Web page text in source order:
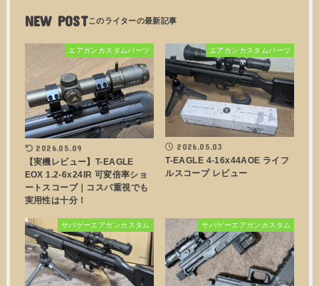
NEW POST
エアガンカスタムパーツ
2026.05.09
【実機レビュー】T-EAGLE
EOX 1.2-6x24IR 可変倍率ショ
ートスコープ｜コスパ重視でも
実用性は十分！
エアガンカスタムパーツ
2026.05.03
T-EAGLE 4-16x44AOE ライフ
ルスコープ レビュー
サバゲーエアガンカスタム サバゲーエアガンカスタム